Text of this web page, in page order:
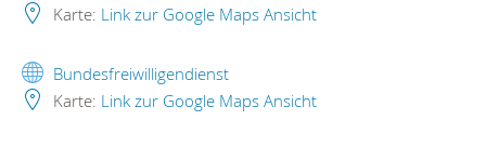
Karte: Link zur Google Maps Ansicht
Bundesfreiwilligendienst
Karte: Link zur Google Maps Ansicht